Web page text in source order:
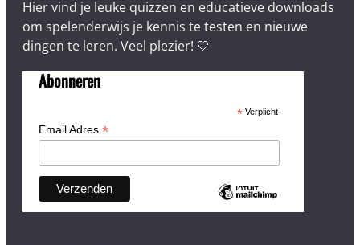
Hier vind je leuke quizzen en educatieve downloads
om spelenderwijs je kennis te testen en nieuwe
dingen te leren. Veel plezier! 🤍
Abonneren
*Verplicht
Email Adres *